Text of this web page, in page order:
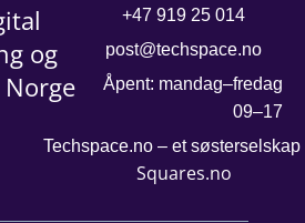
og
+47 919 25 014
post@techspace.no
Åpent: mandag–fredag
09–17
Techspace.no – et søsterselskap
Squares.no